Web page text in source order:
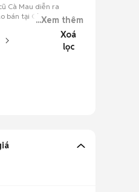
Cà Mau diễn ra
bán tại Cà Mau trên
...Xem thêm
Xoá
lọc